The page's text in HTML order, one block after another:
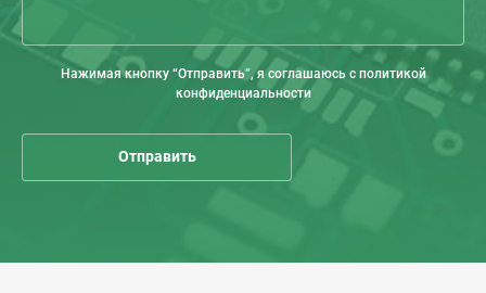
Нажимая кнопку “Отправить”, я соглашаюсь с политикой
конфиденциальности